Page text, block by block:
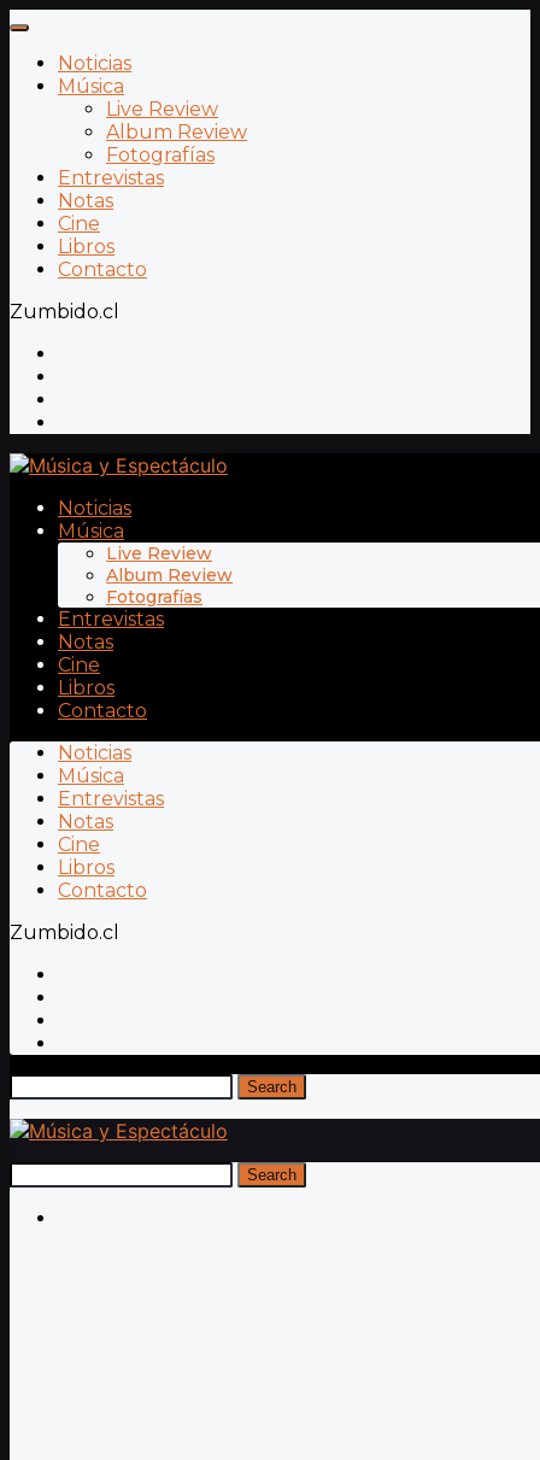
Noticias
Música
Live Review
Album Review
Fotografías
Entrevistas
Notas
Cine
Libros
Contacto
Zumbido.cl
Noticias
Música
Live Review
Album Review
Fotografías
Entrevistas
Notas
Cine
Libros
Contacto
Noticias
Música
Entrevistas
Notas
Cine
Libros
Contacto
Zumbido.cl
Search
Search